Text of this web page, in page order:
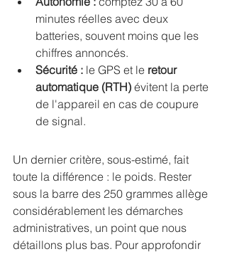
minutes réelles avec deux
batteries, souvent moins que les
chiffres annoncés.
Sécurité : le GPS et le retour
automatique (RTH) évitent la perte
de l'appareil en cas de coupure
de signal.
Un dernier critère, sous-estimé, fait
toute la différence : le poids. Rester
sous la barre des 250 grammes allège
considérablement les démarches
administratives, un point que nous
détaillons plus bas. Pour approfondir